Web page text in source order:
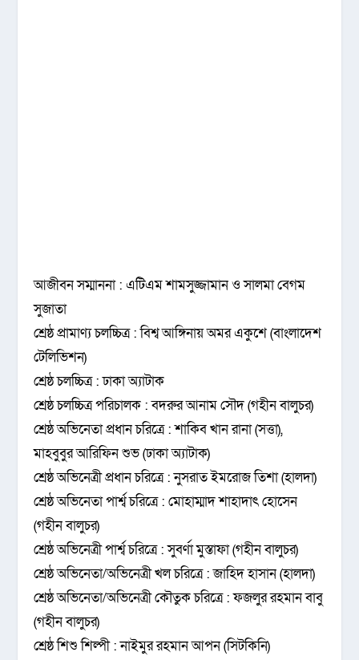
আজীবন সম্মাননা : এটিএম শামসুজ্জামান ও সালমা বেগম
সুজাতা
শ্রেষ্ঠ প্রামাণ্য চলচ্চিত্র : বিশ্ব আঙ্গিনায় অমর একুশে (বাংলাদেশ
টেলিভিশন)
শ্রেষ্ঠ চলচ্চিত্র : ঢাকা অ্যাটাক
শ্রেষ্ঠ চলচ্চিত্র পরিচালক : বদরুর আনাম সৌদ (গহীন বালুচর)
শ্রেষ্ঠ অভিনেতা প্রধান চরিত্রে : শাকিব খান রানা (সত্তা),
মাহবুবুর আরিফিন শুভ (ঢাকা অ্যাটাক)
শ্রেষ্ঠ অভিনেত্রী প্রধান চরিত্রে : নুসরাত ইমরোজ তিশা (হালদা)
শ্রেষ্ঠ অভিনেতা পার্শ্ব চরিত্রে : মোহাম্মাদ শাহাদাৎ হোসেন
(গহীন বালুচর)
শ্রেষ্ঠ অভিনেত্রী পার্শ্ব চরিত্রে : সুবর্ণা মুস্তাফা (গহীন বালুচর)
শ্রেষ্ঠ অভিনেতা/অভিনেত্রী খল চরিত্রে : জাহিদ হাসান (হালদা)
শ্রেষ্ঠ অভিনেতা/অভিনেত্রী কৌতুক চরিত্রে : ফজলুর রহমান বাবু
(গহীন বালুচর)
শ্রেষ্ঠ শিশু শিল্পী : নাইমুর রহমান আপন (সিটকিনি)